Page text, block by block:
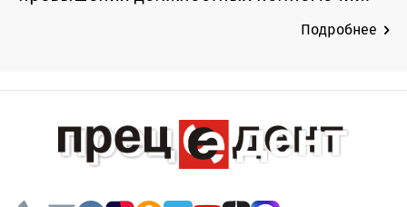
Подробнее